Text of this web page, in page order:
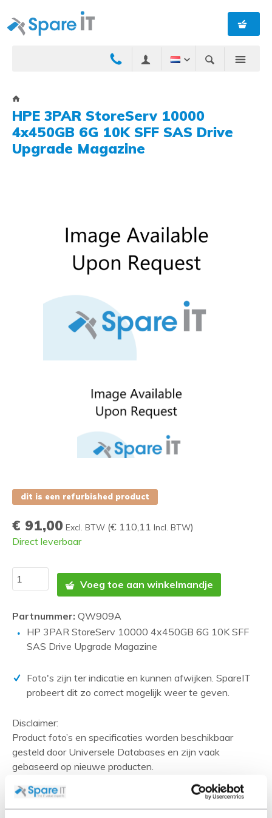
HPE 3PAR StoreServ 10000
4x450GB 6G 10K SFF SAS Drive
Upgrade Magazine
dit is een refurbished product
€ 91,00 Excl. BTW (€ 110,11 Incl. BTW)
Direct leverbaar
Voeg toe aan winkelmandje
Partnummer: QW909A
HP 3PAR StoreServ 10000 4x450GB 6G 10K SFF
SAS Drive Upgrade Magazine
Foto's zijn ter indicatie en kunnen afwijken. SpareIT
probeert dit zo correct mogelijk weer te geven.
Disclaimer:
Product foto’s en specificaties worden beschikbaar
gesteld door Universele Databases en zijn vaak
gebaseerd op nieuwe producten.
Wanneer het artikel een 'Refurbished product' betreft is
deze door ons getest en heeft het een A-grade conditie
(tenzij anders aangegeven). Bij Refurbished artikelen zijn